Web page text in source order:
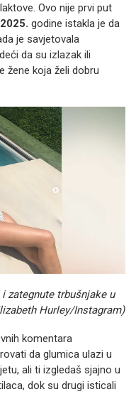
Ovo nije prvi put
2025. godine istakla je da
je savjetovala
da su izlazak ili
žene koja želi dobru
zategnute trbušnjake u
Hurley/Instagram)
komentara
da glumica ulazi u
ali ti izgledaš sjajno u
dok su drugi isticali